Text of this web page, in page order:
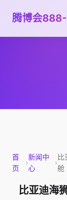
腾博会
首
页
›
新闻中
心
›
比
舱
比亚迪海